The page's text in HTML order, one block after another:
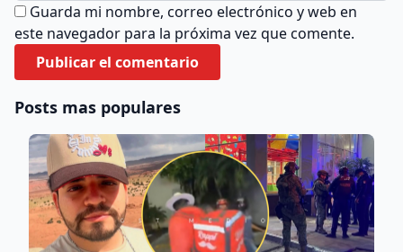
Guarda mi nombre, correo electrónico y web en
este navegador para la próxima vez que comente.
Posts mas populares